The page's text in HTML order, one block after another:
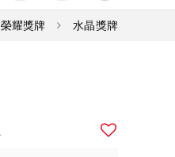
榮耀獎牌 水晶獎牌